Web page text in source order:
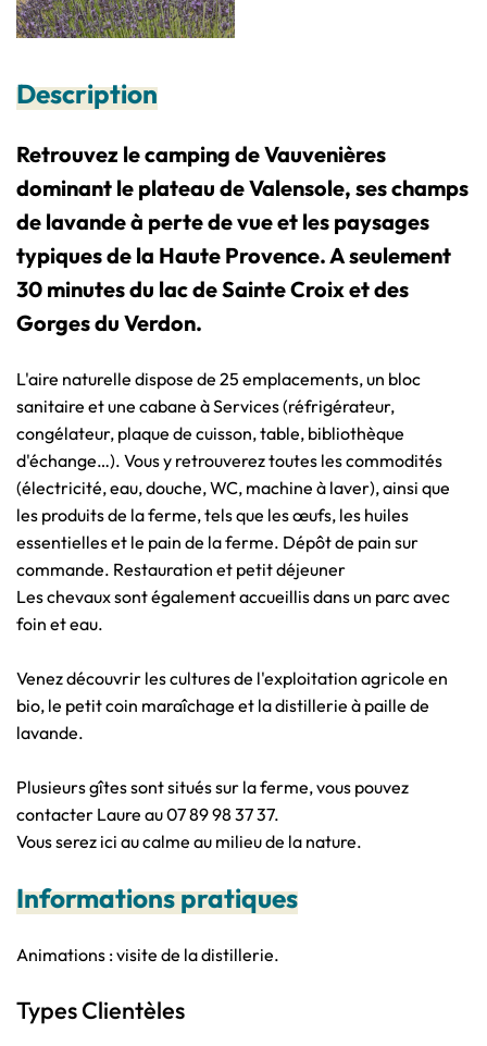
Description
Retrouvez le camping de Vauvenières
dominant le plateau de Valensole, ses champs
de lavande à perte de vue et les paysages
typiques de la Haute Provence. A seulement
30 minutes du lac de Sainte Croix et des
Gorges du Verdon.
L'aire naturelle dispose de 25 emplacements, un bloc
sanitaire et une cabane à Services (réfrigérateur,
congélateur, plaque de cuisson, table, bibliothèque
d'échange…). Vous y retrouverez toutes les commodités
(électricité, eau, douche, WC, machine à laver), ainsi que
les produits de la ferme, tels que les œufs, les huiles
essentielles et le pain de la ferme. Dépôt de pain sur
commande. Restauration et petit déjeuner
Les chevaux sont également accueillis dans un parc avec
foin et eau.
Venez découvrir les cultures de l'exploitation agricole en
bio, le petit coin maraîchage et la distillerie à paille de
lavande.
Plusieurs gîtes sont situés sur la ferme, vous pouvez
contacter Laure au 07 89 98 37 37.
Vous serez ici au calme au milieu de la nature.
Informations pratiques
Animations : visite de la distillerie.
Clientèle et groupe
Types Clientèles